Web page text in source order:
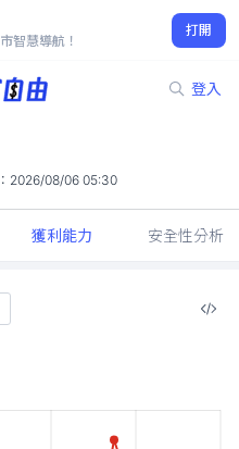
智慧導航！
打開
登入
2026/08/06 05:30
獲利能力 安全性分析